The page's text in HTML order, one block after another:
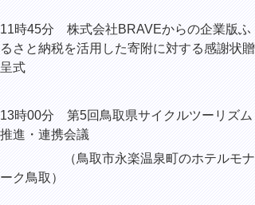
11時45分 株式会社BRAVEからの企業版ふ
るさと納税を活用した寄附に対する感謝状贈
呈式
13時00分 第5回鳥取県サイクルツーリズム
推進・連携会議
（鳥取市永楽温泉町のホテルモナ
ーク鳥取）